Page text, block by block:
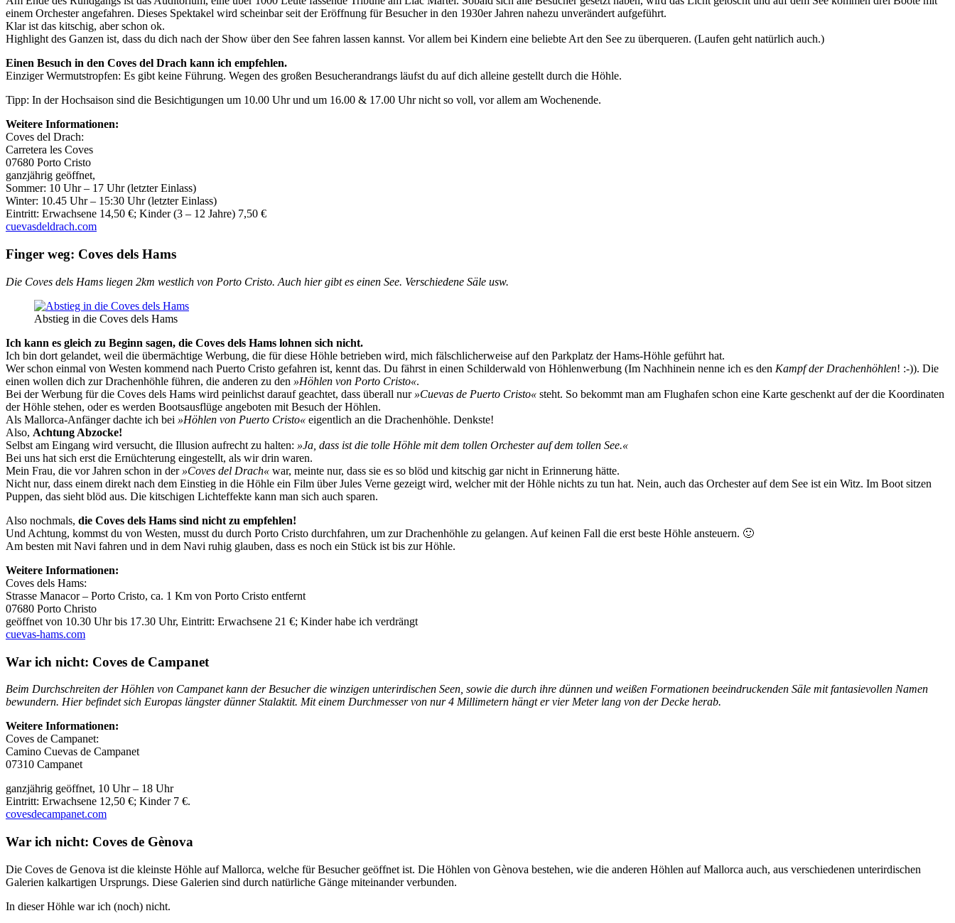
einem Orchester angefahren. Dieses Spektakel wird scheinbar seit der Eröffnung für Besucher in den 1930er Jahren nahezu unverändert aufgeführt.
Klar ist das kitschig, aber schon ok.
Highlight des Ganzen ist, dass du dich nach der Show über den See fahren lassen kannst. Vor allem bei Kindern eine beliebte Art den See zu überqueren. (Laufen geht natürlich auch.)
Einen Besuch in den Coves del Drach kann ich empfehlen.
Einziger Wermutstropfen: Es gibt keine Führung. Wegen des großen Besucherandrangs läufst du auf dich alleine gestellt durch die Höhle.
Tipp: In der Hochsaison sind die Besichtigungen um 10.00 Uhr und um 16.00 & 17.00 Uhr nicht so voll, vor allem am Wochenende.
Weitere Informationen:
Coves del Drach:
Carretera les Coves
07680 Porto Cristo
ganzjährig geöffnet,
Sommer: 10 Uhr – 17 Uhr (letzter Einlass)
Winter: 10.45 Uhr – 15:30 Uhr (letzter Einlass)
Eintritt: Erwachsene 14,50 €; Kinder (3 – 12 Jahre) 7,50 €
cuevasdeldrach.com
Finger weg: Coves dels Hams
Die Coves dels Hams liegen 2km westlich von Porto Cristo. Auch hier gibt es einen See. Verschiedene Säle usw.
Abstieg in die Coves dels Hams
Ich kann es gleich zu Beginn sagen, die Coves dels Hams lohnen sich nicht.
Ich bin dort gelandet, weil die übermächtige Werbung, die für diese Höhle betrieben wird, mich fälschlicherweise auf den Parkplatz der Hams-Höhle geführt hat.
Wer schon einmal von Westen kommend nach Puerto Cristo gefahren ist, kennt das. Du fährst in einen Schilderwald von Höhlenwerbung (Im Nachhinein nenne ich es den Kampf der Drachenhöhlen! :-)). Die
einen wollen dich zur Drachenhöhle führen, die anderen zu den »Höhlen von Porto Cristo«.
Bei der Werbung für die Coves dels Hams wird peinlichst darauf geachtet, dass überall nur »Cuevas de Puerto Cristo« steht. So bekommt man am Flughafen schon eine Karte geschenkt auf der die Koordinaten
der Höhle stehen, oder es werden Bootsausflüge angeboten mit Besuch der Höhlen.
Als Mallorca-Anfänger dachte ich bei »Höhlen von Puerto Cristo« eigentlich an die Drachenhöhle. Denkste!
Also, Achtung Abzocke!
Selbst am Eingang wird versucht, die Illusion aufrecht zu halten: »Ja, dass ist die tolle Höhle mit dem tollen Orchester auf dem tollen See.«
Bei uns hat sich erst die Ernüchterung eingestellt, als wir drin waren.
Mein Frau, die vor Jahren schon in der »Coves del Drach« war, meinte nur, dass sie es so blöd und kitschig gar nicht in Erinnerung hätte.
Nicht nur, dass einem direkt nach dem Einstieg in die Höhle ein Film über Jules Verne gezeigt wird, welcher mit der Höhle nichts zu tun hat. Nein, auch das Orchester auf dem See ist ein Witz. Im Boot sitzen
Puppen, das sieht blöd aus. Die kitschigen Lichteffekte kann man sich auch sparen.
Also nochmals, die Coves dels Hams sind nicht zu empfehlen!
Und Achtung, kommst du von Westen, musst du durch Porto Cristo durchfahren, um zur Drachenhöhle zu gelangen. Auf keinen Fall die erst beste Höhle ansteuern. 🙂
Am besten mit Navi fahren und in dem Navi ruhig glauben, dass es noch ein Stück ist bis zur Höhle.
Weitere Informationen:
Coves dels Hams:
Strasse Manacor – Porto Cristo, ca. 1 Km von Porto Cristo entfernt
07680 Porto Christo
geöffnet von 10.30 Uhr bis 17.30 Uhr, Eintritt: Erwachsene 21 €; Kinder habe ich verdrängt
cuevas-hams.com
War ich nicht: Coves de Campanet
Beim Durchschreiten der Höhlen von Campanet kann der Besucher die winzigen unterirdischen Seen, sowie die durch ihre dünnen und weißen Formationen beeindruckenden Säle mit fantasievollen Namen
bewundern. Hier befindet sich Europas längster dünner Stalaktit. Mit einem Durchmesser von nur 4 Millimetern hängt er vier Meter lang von der Decke herab.
Weitere Informationen:
Coves de Campanet:
Camino Cuevas de Campanet
07310 Campanet
ganzjährig geöffnet, 10 Uhr – 18 Uhr
Eintritt: Erwachsene 12,50 €; Kinder 7 €.
covesdecampanet.com
War ich nicht: Coves de Gènova
Die Coves de Genova ist die kleinste Höhle auf Mallorca, welche für Besucher geöffnet ist. Die Höhlen von Gènova bestehen, wie die anderen Höhlen auf Mallorca auch, aus verschiedenen unterirdischen
Galerien kalkartigen Ursprungs. Diese Galerien sind durch natürliche Gänge miteinander verbunden.
In dieser Höhle war ich (noch) nicht.